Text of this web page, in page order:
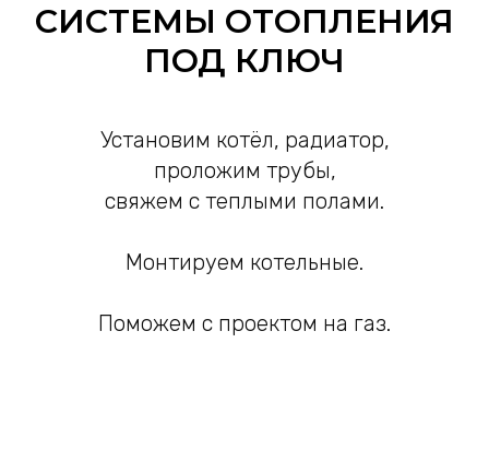
СИСТЕМЫ ОТОПЛЕНИЯ
ПОД КЛЮЧ
Установим котёл, радиатор,
проложим трубы,
свяжем с теплыми полами.
Монтируем котельные.
Поможем с проектом на газ.